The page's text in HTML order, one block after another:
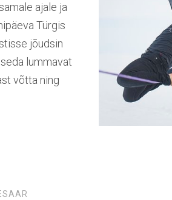
ajale ja
Türgis
jõudsin
lummavat
võtta ning